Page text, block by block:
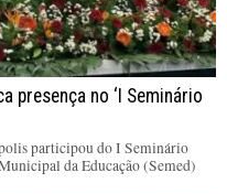
presença no ‘I Seminário
participou do I Seminário
da Educação (Semed)